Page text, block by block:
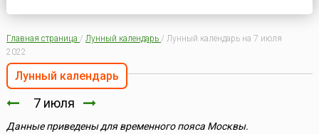
Главная страница / Лунный календарь / Лунный календарь на 7 июля
2022
Лунный календарь
7 июля
Данные приведены для временного пояса Москвы.